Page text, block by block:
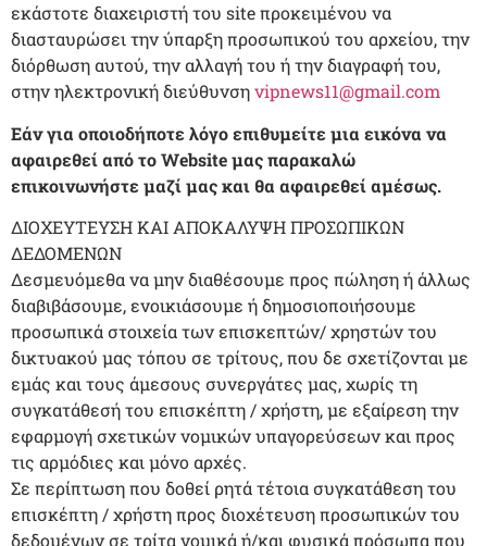
εκάστοτε διαχειριστή του site προκειμένου να
διασταυρώσει την ύπαρξη προσωπικού του αρχείου, την
διόρθωση αυτού, την αλλαγή του ή την διαγραφή του,
στην ηλεκτρονική διεύθυνσηvipnews11@gmail.com
Εάν για οποιοδήποτε λόγο επιθυμείτε μια εικόνα να
αφαιρεθεί από το Website μας παρακαλώ
επικοινωνήστε μαζί μας και θα αφαιρεθεί αμέσως.
ΔΙΟΧΕΥΤΕΥΣΗ ΚΑΙ ΑΠΟΚΑΛΥΨΗ ΠΡΟΣΩΠΙΚΩΝ
ΔΕΔΟΜΕΝΩΝ
Δεσμευόμεθα να μην διαθέσουμε προς πώληση ή άλλως
διαβιβάσουμε, ενοικιάσουμε ή δημοσιοποιήσουμε
προσωπικά στοιχεία των επισκεπτών/ χρηστών του
δικτυακού μας τόπου σε τρίτους, που δε σχετίζονται με
εμάς και τους άμεσους συνεργάτες μας, χωρίς τη
συγκατάθεσή του επισκέπτη / χρήστη, με εξαίρεση την
εφαρμογή σχετικών νομικών υπαγορεύσεων και προς
τις αρμόδιες και μόνο αρχές.
Σε περίπτωση που δοθεί ρητά τέτοια συγκατάθεση του
επισκέπτη / χρήστη προς διοχέτευση προσωπικών του
δεδομένων σε τρίτα νομικά ή/και φυσικά πρόσωπα που